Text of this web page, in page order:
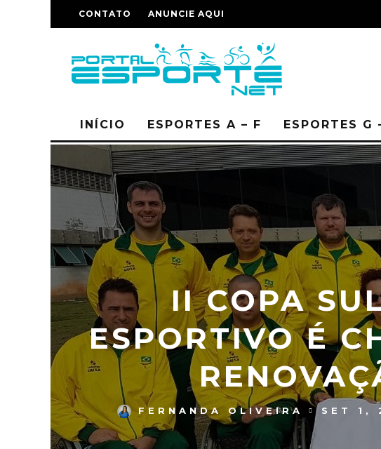
CONTATO ANUNCIE AQUI
INÍCIO ESPORTES A – F ESPORTES G
II COPA
ESPORTIVO É
FERNANDA OLIVEIRA SET 1,